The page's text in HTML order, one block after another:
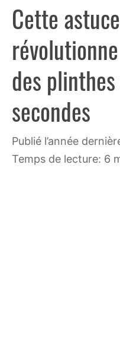
Cette
des
secondes
publié l’année
Temps de lecture: 6